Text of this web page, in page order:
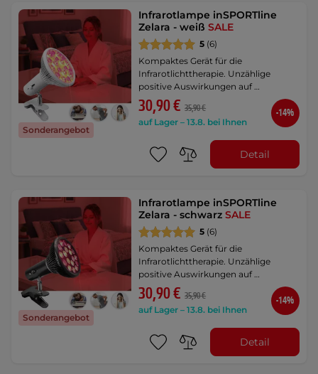
Sonderangebot
Infrarotlampe inSPORTline
Zelara - weißSALE
5 (6)
Kompaktes Gerät für die
Infrarotlichttherapie. Unzählige
positive Auswirkungen auf …
30,90 € 35,90 €
auf Lager – 13.8. bei Ihnen
-14%
Detail
Sonderangebot
Infrarotlampe inSPORTline
Zelara - schwarzSALE
5 (6)
Kompaktes Gerät für die
Infrarotlichttherapie. Unzählige
positive Auswirkungen auf …
30,90 € 35,90 €
auf Lager – 13.8. bei Ihnen
-14%
Detail